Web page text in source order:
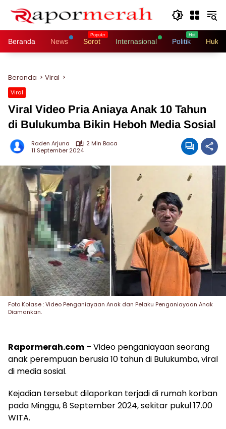
Beranda News Sorot Internasional Politik
Beranda Viral
Viral
Viral Video Pria Aniaya Anak 10 Tahun
di Bulukumba Bikin Heboh Media Sosial
Raden Arjuna
2 Min Baca
11 September 2024
Foto Kolase : Video Penganiayaan Anak dan Pelaku Penganiayaan Anak
Diamankan.
Rapormerah.com – Video penganiayaan seorang
anak perempuan berusia 10 tahun di Bulukumba, viral
di media sosial.
Kejadian tersebut dilaporkan terjadi di rumah korban
pada Minggu, 8 September 2024, sekitar pukul 17.00
WITA.